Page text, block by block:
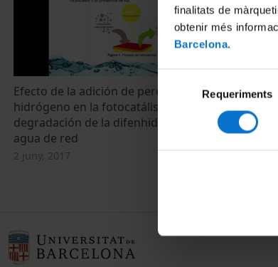
finalitats de
obtenir més
Barcelona.
Selecció
de
consentiment
Requeriments
Efecto de la adición de peróxido de
hidrógeno en la fotocatálisis de
degradación de la difenhidramina en
agua de red
2 juny, 2017
2